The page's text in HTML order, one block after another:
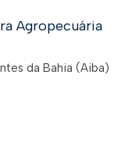
Agropecuária
da Bahia (Aiba)